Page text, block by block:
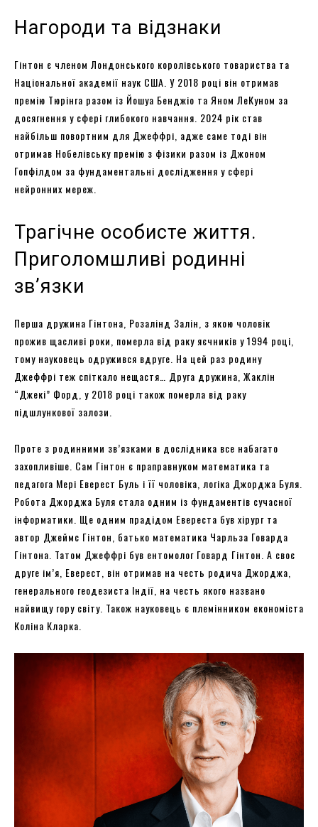
Нагороди та відзнаки
Гінтон є членом Лондонського королівського товариства та
Національної академії наук США. У 2018 році він отримав
премію Тюрінга разом із Йошуа Бенджіо та Яном ЛеКуном за
досягнення у сфері глибокого навчання. 2024 рік став
найбільш повортним для Джеффрі, адже саме тоді він
отримав Нобелівську премію з фізики разом із Джоном
Гопфілдом за фундаментальні дослідження у сфері
нейронних мереж.
Трагічне особисте життя.
Приголомшливі родинні
зв’язки
Перша дружина Гінтона, Розалінд Залін, з якою чоловік
прожив щасливі роки, померла від раку яєчників у 1994 році,
тому науковець одружився вдруге. На цей раз родину
Джеффрі теж спіткало нещастя… Друга дружина, Жаклін
“Джекі” Форд, у 2018 році також померла від раку
підшлункової залози.
Проте з родинними зв’язками в дослідника все набагато
захопливіше. Сам Гінтон є праправнуком математика та
педагога Мері Еверест Буль і її чоловіка, логіка Джорджа Буля.
Робота Джорджа Буля стала одним із фундаментів сучасної
інформатики. Ще одним прадідом Евереста був хірург та
автор Джеймс Гінтон, батько математика Чарльза Говарда
Гінтона. Татом Джеффрі був ентомолог Говард Гінтон. А своє
друге ім’я, Еверест, він отримав на честь родича Джорджа,
генерального геодезиста Індії, на честь якого названо
найвищу гору світу. Також науковець є племінником економіста
Коліна Кларка.